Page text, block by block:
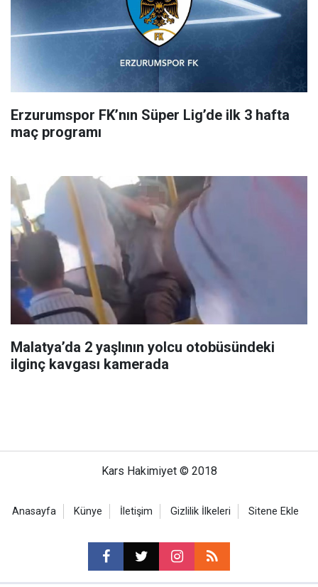
Erzurumspor FK’nın Süper Lig’de ilk 3 hafta
maç programı
Malatya’da 2 yaşlının yolcu otobüsündeki
ilginç kavgası kamerada
Kars Hakimiyet © 2018
Anasayfa Künye İletişim Gizlilik İlkeleri Sitene Ekle